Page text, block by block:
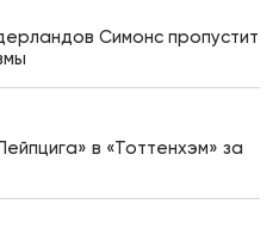
Симонс пропустит
в «Тоттенхэм» за